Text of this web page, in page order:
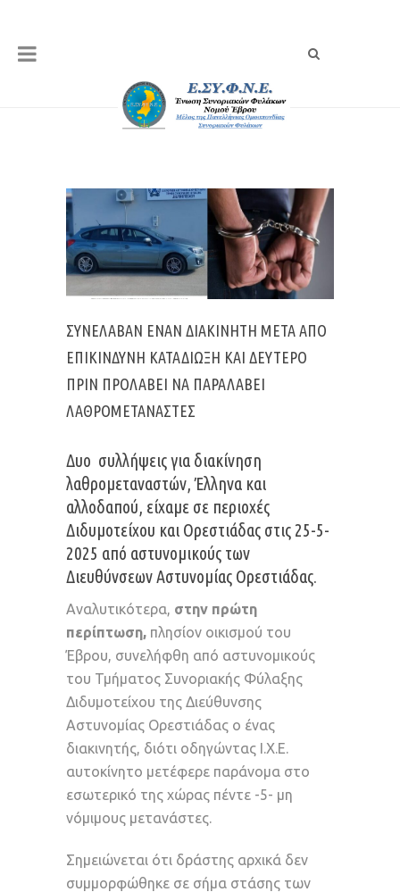
ΣΥΝΈΛΑΒΑΝ ΈΝΑΝ ΔΙΑΚΙΝΗΤΉ ΜΕΤΆ ΑΠΌ
ΕΠΙΚΊΝΔΥΝΗ ΚΑΤΑΔΊΩΞΗ ΚΑΙ ΔΕΎΤΕΡΟ
ΠΡΙΝ ΠΡΟΛΆΒΕΙ ΝΑ ΠΑΡΑΛΆΒΕΙ
ΛΑΘΡΟΜΕΤΑΝΆΣΤΕΣ
Δυο συλλήψεις για διακίνηση
λαθρομεταναστών, Έλληνα και
αλλοδαπού, είχαμε σε περιοχές
Διδυμοτείχου και Ορεστιάδας στις 25-5-
2025 από αστυνομικούς των
Διευθύνσεων Αστυνομίας Ορεστιάδας.
Αναλυτικότερα, στην πρώτη
περίπτωση, πλησίον οικισμού του
Έβρου, συνελήφθη από αστυνομικούς
του Τμήματος Συνοριακής Φύλαξης
Διδυμοτείχου της Διεύθυνσης
Αστυνομίας Ορεστιάδας ο ένας
διακινητής, διότι οδηγώντας Ι.Χ.Ε.
αυτοκίνητο μετέφερε παράνομα στο
εσωτερικό της χώρας πέντε -5- μη
νόμιμους μετανάστες.
Σημειώνεται ότι δράστης αρχικά δεν
συμμορφώθηκε σε σήμα στάσης των